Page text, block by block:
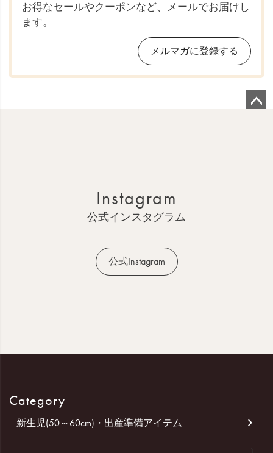
お得なセールやクーポンなど、メールでお届けし
ます。
メルマガに登録する
Instagram
公式インスタグラム
公式Instagram
Category
新生児(50～60cm)・出産準備アイテム